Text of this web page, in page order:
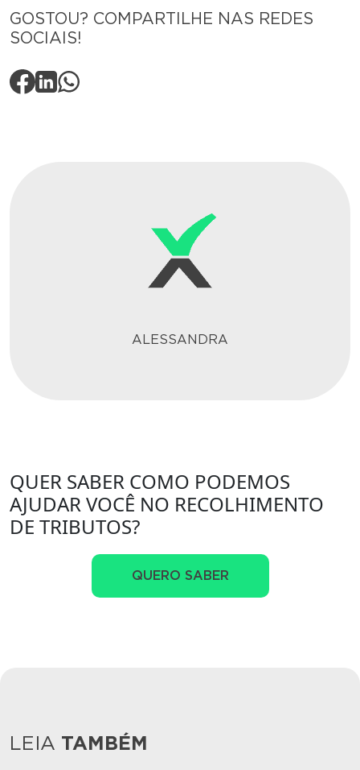
GOSTOU? COMPARTILHE NAS REDES
SOCIAIS!
ALESSANDRA
QUER SABER COMO PODEMOS
AJUDAR VOCÊ NO RECOLHIMENTO
DE TRIBUTOS?
QUERO SABER
LEIA TAMBÉM